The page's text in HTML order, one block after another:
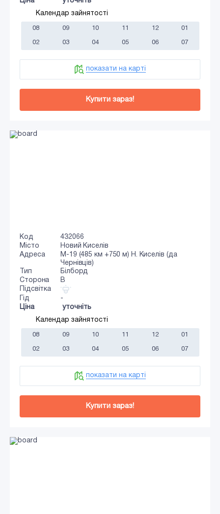
Календар зайнятості
08 09 10 11 12 01
02 03 04 05 06 07
показати на карті
Купити зараз!
Код
432066
Місто
Новий Киселів
Адреса
М-19 (485 км +750 м) Н. Киселів (да
Чернівців)
Тип
Білборд
Сторона
B
Підсвітка
Гід
-
Ціна
уточніть
Календар зайнятості
08 09 10 11 12 01
02 03 04 05 06 07
показати на карті
Купити зараз!